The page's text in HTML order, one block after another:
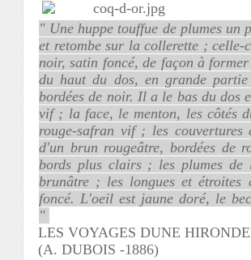
" Une huppe touffue de plumes un
et retombe sur la collerette ; celle-
noir, satin foncé, de façon à
du haut du dos, en grande
bordées de noir. Il a le bas du dos
vif ; la face, le menton, les côtés
rouge-safran vif ; les
d'un brun rougeâtre, bordées de
bords plus clairs ; les plumes de
brunâtre ; les longues et étroites
foncé. L'oeil est jaune doré, le
"
LES VOYAGES DUNE
(A. DUBOIS -1886)